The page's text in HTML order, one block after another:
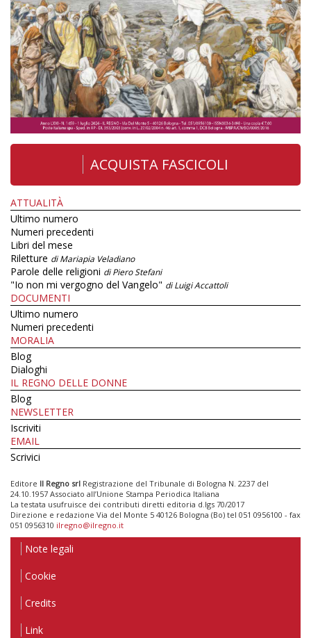
ACQUISTA FASCICOLI
ATTUALITÀ
Ultimo numero
Numeri precedenti
Libri del mese
Riletture di Mariapia Veladiano
Parole delle religioni di Piero Stefani
"Io non mi vergogno del Vangelo" di Luigi Accattoli
DOCUMENTI
Ultimo numero
Numeri precedenti
MORALIA
Blog
Dialoghi
IL REGNO DELLE DONNE
Blog
NEWSLETTER
Iscriviti
EMAIL
Scrivici
Editore Il Regno srl Registrazione del Tribunale di Bologna N. 2237 del
24.10.1957 Associato all’Unione Stampa Periodica Italiana
La testata usufruisce dei contributi diretti editoria d.lgs 70/2017
Direzione e redazione Via del Monte 5 40126 Bologna (Bo) tel 051 0956100 - fax
051 0956310 ilregno@ilregno.it
Note legali
Cookie
Credits
Link